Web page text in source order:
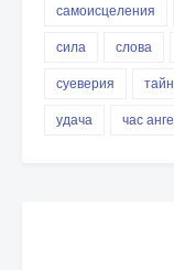
самоисцеления
сила
слова
суеверия
удача
час